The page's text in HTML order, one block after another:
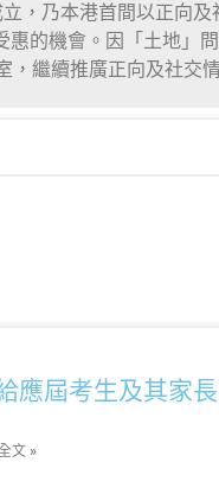
，乃本港首間以正向及
惠的機會。因「土地」
，繼續推廣正向及社交
應屆考生及其家長
文 »